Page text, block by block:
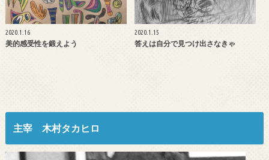
2020.1.16
美的感受性を鍛えよう
2020.1.15
答えは自分で見つけ出さなきゃ
主宰 木村タカヒロ